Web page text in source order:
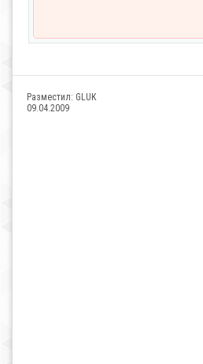
Разместил: GLUK
09.04.2009